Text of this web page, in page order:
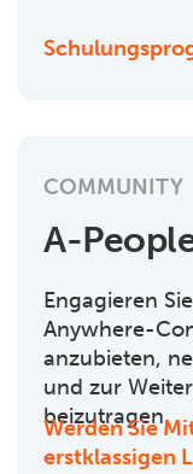
COMMUNITY
A-
Engagieren
Anywhere-
anzubieten,
und zur
beizutragen.
Werden Sie
erstklassigen